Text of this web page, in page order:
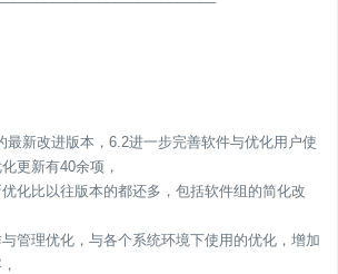
最新改进版本，6.2进一步完善软件与优化用户使
更新有40余项，
化比以往版本的都还多，包括软件组的简化改
管理优化，与各个系统环境下使用的优化，增加